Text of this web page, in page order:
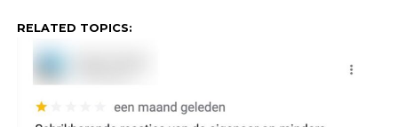
RELATED TOPICS: